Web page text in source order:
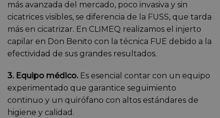
más avanzada del mercado, poco invasiva y sin
cicatrices visibles, se diferencia de la FUSS, que tarda
más en cicatrizar. En CLIMEQ realizamos el injerto
capilar en Don Benito con la técnica FUE debido a la
efectividad de sus grandes resultados.
3. Equipo médico. Es esencial contar con un equipo
experimentado que garantice seguimiento
continuo y un quirófano con altos estándares de
higiene y calidad.